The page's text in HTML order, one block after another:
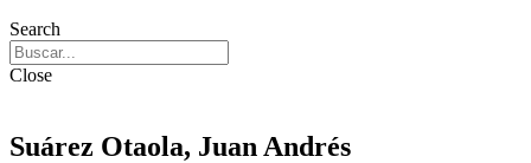
Search
Close
Suárez Otaola, Juan Andrés